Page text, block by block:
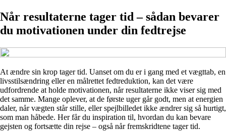
Når resultaterne tager tid – sådan bevarer
du motivationen under din fedtrejse
At ændre sin krop tager tid. Uanset om du er i gang med et vægttab, en
livsstilsændring eller en målrettet fedtreduktion, kan det være
udfordrende at holde motivationen, når resultaterne ikke viser sig med
det samme. Mange oplever, at de første uger går godt, men at energien
daler, når vægten står stille, eller spejlbilledet ikke ændrer sig så hurtigt,
som man håbede. Her får du inspiration til, hvordan du kan bevare
gejsten og fortsætte din rejse – også når fremskridtene tager tid.